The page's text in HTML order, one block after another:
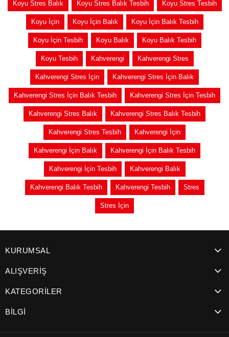
Koyu Stres Balık Koyu Stres Balık Tesbih Koyu Stres Tesbih
Koyu İçin Koyu İçin Balık Koyu İçin Balık Tesbih
Koyu İçin Tesbih Koyu Balık Koyu Balık Tesbih
Koyu Tesbih Kahverengi Kahverengi Stres
Kahverengi Stres İçin Kahverengi Stres İçin Balık
Kahverengi Stres İçin Balık Tesbih Kahverengi Stres İçin Tesbih
Kahverengi Stres Balık Kahverengi Stres Balık Tesbih
Kahverengi Stres Tesbih Kahverengi İçin
Kahverengi İçin Balık Kahverengi İçin Balık Tesbih
Kahverengi İçin Tesbih Kahverengi Balık
Kahverengi Balık Tesbih Kahverengi Tesbih Stres
Stres İçin
KURUMSAL
ALIŞVERİŞ
KATEGORİLER
BİLGİ